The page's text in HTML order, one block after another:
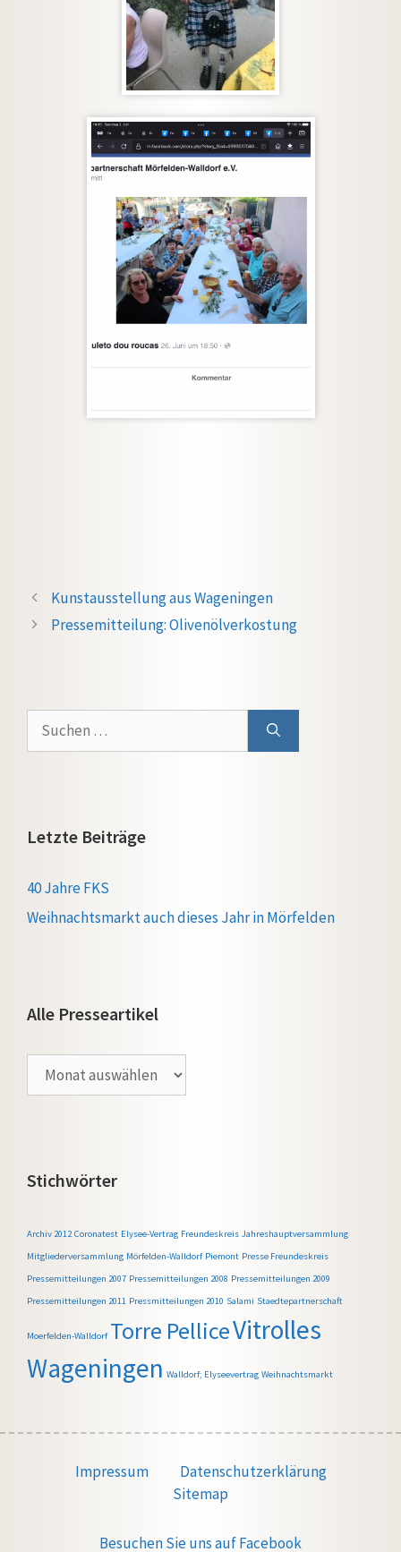
Kunstausstellung aus Wageningen
Pressemitteilung: Olivenölverkostung
Suchen
nach:
Letzte Beiträge
40 Jahre FKS
Weihnachtsmarkt auch dieses Jahr in Mörfelden
Alle Presseartikel
Presseartikel
Stichwörter
Archiv 2012 Coronatest Elysee-Vertrag Freundeskreis Jahreshauptversammlung
Mitgliederversammlung Mörfelden-Walldorf Piemont Presse Freundeskreis
Pressemitteilungen 2007 Pressemitteilungen 2008 Pressemitteilungen 2009
Pressemitteilungen 2011 Pressmitteilungen 2010 Salami Staedtepartnerschaft
Moerfelden-Walldorf Torre PelliceVitrolles
Wageningen Walldorf; Elyseevertrag Weihnachtsmarkt
Impressum
Datenschutzerklärung
Sitemap
Besuchen Sie uns auf Facebook